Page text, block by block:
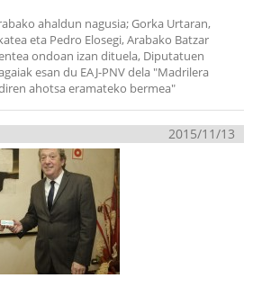
ahaldun nagusia; Gorka Urtaran,
eta Pedro Elosegi, Arabako Batzar
ondoan izan dituela, Diputatuen
esan du EAJ-PNV dela "Madrilera
ahotsa eramateko bermea"
2015/11/13